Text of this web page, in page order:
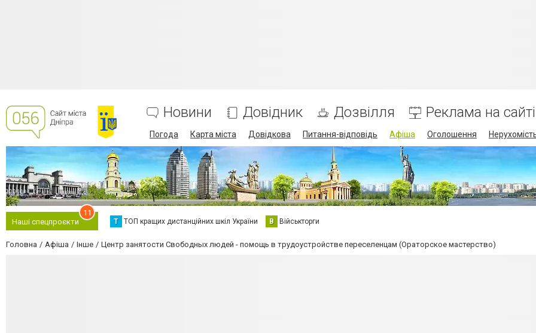
Новини Довідник Дозвілля Реклама на сайті
Погода Карта міста Довідкова Питання-відповідь Афіша Оголошення
Наші спецпроєкти
11
Т ТОП кращих дистанційних шкіл України В Військторги
Головна Афіша Інше Центр занятости Свободных людей - помощь в трудоустройстве переселенцам (Ораторское мастерство)